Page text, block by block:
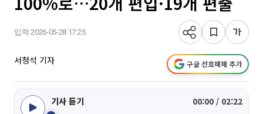
입력 2026-05-28 17:25
서청석 기자 구글 선호매체 추가
기사 듣기 00:00 / 02:22